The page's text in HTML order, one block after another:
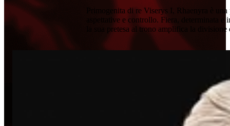
Primogenita di re Viserys I, Rhaenyra è
aspettative e controllo. Fiera, determinata
la sua pretesa al trono amplifica la divisione